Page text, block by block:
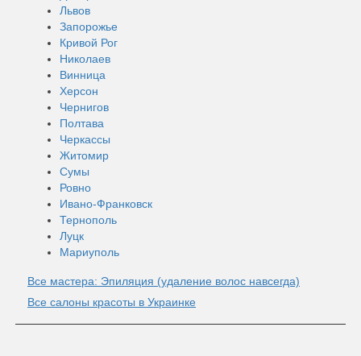
Львов
Запорожье
Кривой Рог
Николаев
Винница
Херсон
Чернигов
Полтава
Черкассы
Житомир
Сумы
Ровно
Ивано-Франковск
Тернополь
Луцк
Мариуполь
Все мастера: Эпиляция (удаление волос навсегда)
Все салоны красоты в Украинке